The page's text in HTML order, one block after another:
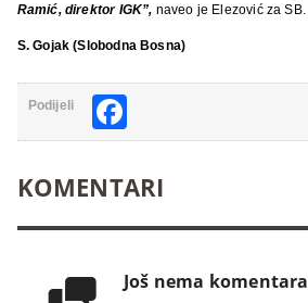
Ramić, direktor IGK”, naveo je Elezović za SB.
S. Gojak (Slobodna Bosna)
Podijeli
KOMENTARI
Još nema komentara